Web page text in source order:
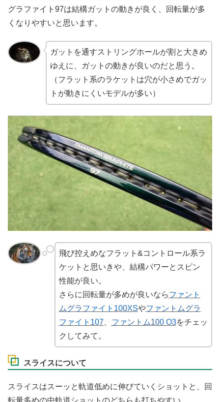
グラファイト97は結構ガットの動きが良く、回転量が多
くなりやすいと思います。
ガットを通すストリングホールが割と大きめ
ゆえに、ガットの動きが良いのだと思う。
（フラット系のラケットは穴が小さめでガッ
トが動きにくいモデルが多い）
飛び控えめなフラット&コントロール系ラ
ケットと思いきや、結構パワーとスピン
性能が良い。
さらに回転量が多めが良いならファント
ムグラファイト100XSやファントムグラ
ファイト107
ファントム100 O3をチェッ
クしてみて。
スライスについて
スライスはスーッと軌道低めに伸びていくショットと、回